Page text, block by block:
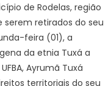
de Rodelas, região
serem retirados do seu
feira (01), a
da etnia Tuxá a
Ayrumã Tuxá
territoriais do seu